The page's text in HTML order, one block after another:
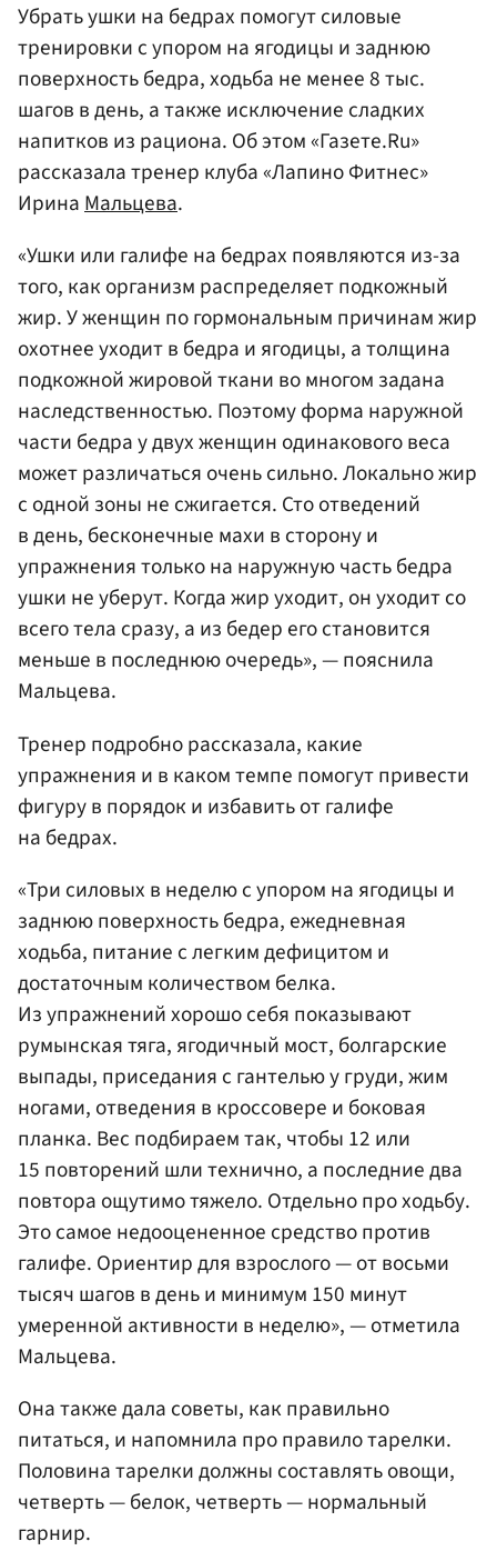
Убрать ушки на бедрах помогут силовые
тренировки с упором на ягодицы и заднюю
поверхность бедра, ходьба не менее 8 тыс.
шагов в день, а также исключение сладких
напитков из рациона. Об этом «Газете.Ru»
рассказала тренер клуба «Лапино Фитнес»
ИринаМальцева.
«Ушки или галифе на бедрах появляются из-за
того, как организм распределяет подкожный
жир. У женщин по гормональным причинам жир
охотнее уходит в бедра и ягодицы, а толщина
подкожной жировой ткани во многом задана
наследственностью. Поэтому форма наружной
части бедра у двух женщин одинакового веса
может различаться очень сильно. Локально жир
с одной зоны не сжигается. Сто отведений
в день, бесконечные махи в сторону и
упражнения только на наружную часть бедра
ушки не уберут. Когда жир уходит, он уходит со
всего тела сразу, а из бедер его становится
меньше в последнюю очередь», — пояснила
Мальцева.
Тренер подробно рассказала, какие
упражнения и в каком темпе помогут привести
фигуру в порядок и избавить от галифе
на бедрах.
«Три силовых в неделю с упором на ягодицы и
заднюю поверхность бедра, ежедневная
ходьба, питание с легким дефицитом и
достаточным количеством белка.
Из упражнений хорошо себя показывают
румынская тяга, ягодичный мост, болгарские
выпады, приседания с гантелью у груди, жим
ногами, отведения в кроссовере и боковая
планка. Вес подбираем так, чтобы 12 или
15 повторений шли технично, а последние два
повтора ощутимо тяжело. Отдельно про ходьбу.
Это самое недооцененное средство против
галифе. Ориентир для взрослого — от восьми
тысяч шагов в день и минимум 150 минут
умеренной активности в неделю», — отметила
Мальцева.
Она также дала советы, как правильно
питаться, и напомнила про правило тарелки.
Половина тарелки должны составлять овощи,
четверть — белок, четверть — нормальный
гарнир.